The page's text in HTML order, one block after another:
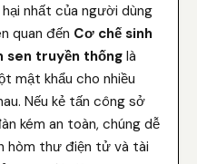
nhất của người dùng
quan đến Cơ chế sinh
sen truyền thống là
mật khẩu cho nhiều
Nếu kẻ tấn công sở
kém an toàn, chúng dễ
hòm thư điện tử và tài